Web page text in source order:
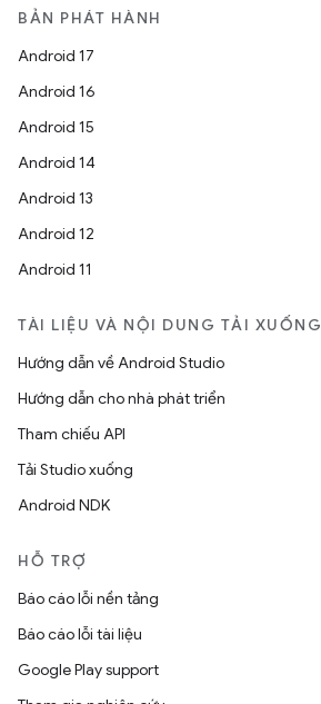
BẢN PHÁT HÀNH
Android 17
Android 16
Android 15
Android 14
Android 13
Android 12
Android 11
TÀI LIỆU VÀ NỘI DUNG TẢI XUỐNG
Hướng dẫn về Android Studio
Hướng dẫn cho nhà phát triển
Tham chiếu API
Tải Studio xuống
Android NDK
HỖ TRỢ
Báo cáo lỗi nền tảng
Báo cáo lỗi tài liệu
Google Play support